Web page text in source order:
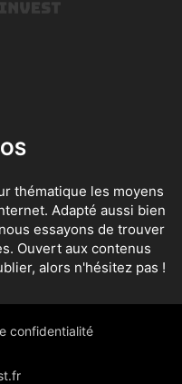
thématique les moyens
Adapté aussi bien
essayons de trouver
Ouvert aux contenus
alors n'hésitez pas !
confidentialité